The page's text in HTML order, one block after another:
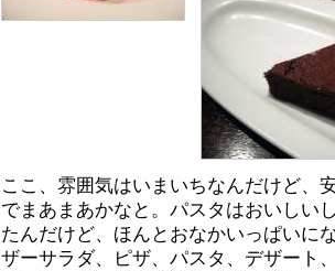
ここ、雰囲気はいまいちなんだけど、
でまあまあかなと。パスタはおいしい
たんだけど、ほんとおなかいっぱいに
ザーサラダ、ピザ、パスタ、デザート